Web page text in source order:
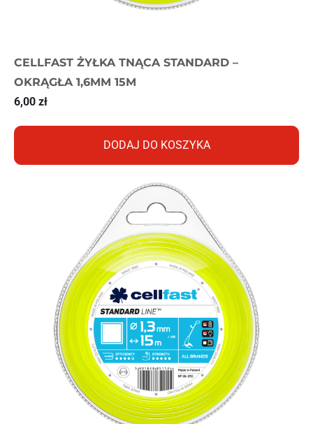
CELLFAST ŻYŁKA TNĄCA STANDARD –
OKRĄGŁA 1,6MM 15M
6,00 zł
DODAJ DO KOSZYKA